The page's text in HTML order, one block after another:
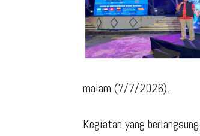
malam (7/7/2026).
Kegiatan yang